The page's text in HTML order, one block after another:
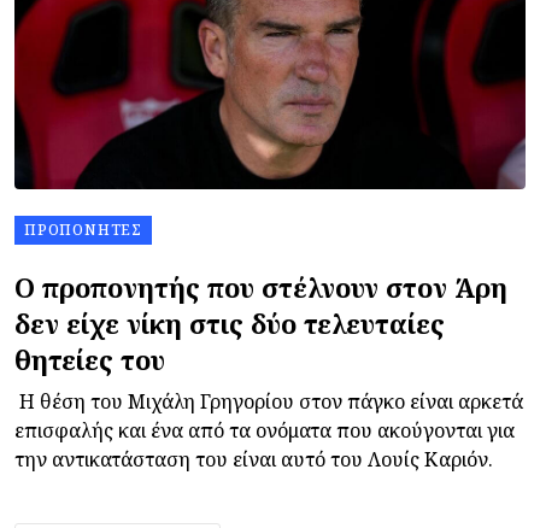
ΠΡΟΠΟΝΗΤΈΣ
Ο προπονητής που στέλνουν στον Άρη
δεν είχε νίκη στις δύο τελευταίες
θητείες του
Η θέση του Μιχάλη Γρηγορίου στον πάγκο είναι αρκετά
επισφαλής και ένα από τα ονόματα που ακούγονται για
την αντικατάσταση του είναι αυτό του Λουίς Καριόν.